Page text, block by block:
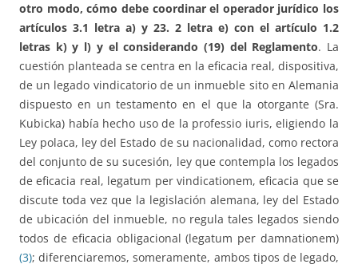
otro modo, cómo debe coordinar el operador jurídico los
artículos 3.1 letra a) y 23. 2 letra e) con el artículo 1.2
letras k) y l) y el considerando (19) del Reglamento. La
cuestión planteada se centra en la eficacia real, dispositiva,
de un legado vindicatorio de un inmueble sito en Alemania
dispuesto en un testamento en el que la otorgante (Sra.
Kubicka) había hecho uso de la professio iuris, eligiendo la
Ley polaca, ley del Estado de su nacionalidad, como rectora
del conjunto de su sucesión, ley que contempla los legados
de eficacia real, legatum per vindicationem, eficacia que se
discute toda vez que la legislación alemana, ley del Estado
de ubicación del inmueble, no regula tales legados siendo
todos de eficacia obligacional (legatum per damnationem)
(3); diferenciaremos, someramente, ambos tipos de legado,